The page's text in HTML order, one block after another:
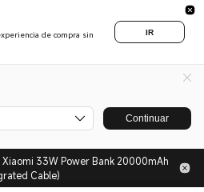
de compra sin
IR
Continuar
33W Power Bank 20000mAh
Cable)